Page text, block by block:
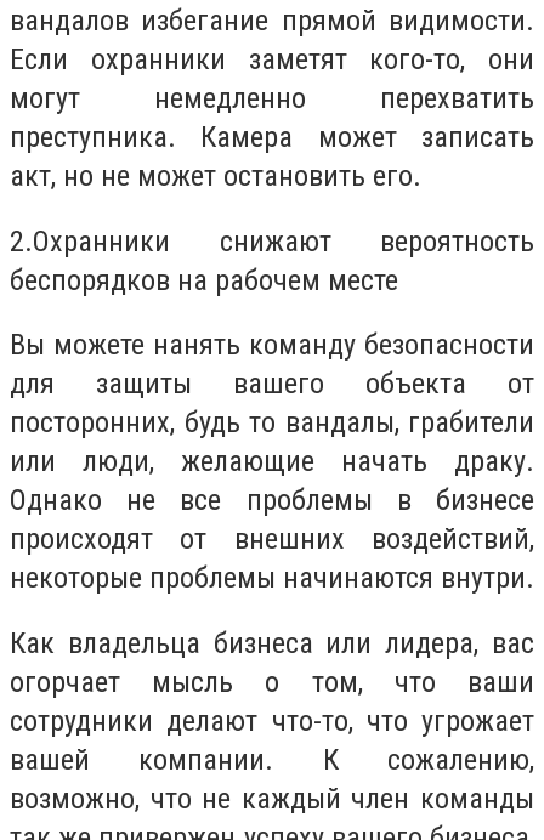
вандалов избегание прямой видимости.
Если охранники заметят кого-то, они
могут немедленно перехватить
преступника. Камера может записать
акт, но не может остановить его.
2.Охранники снижают вероятность
беспорядков на рабочем месте
Вы можете нанять команду безопасности
для защиты вашего объекта от
посторонних, будь то вандалы, грабители
или люди, желающие начать драку.
Однако не все проблемы в бизнесе
происходят от внешних воздействий,
некоторые проблемы начинаются внутри.
Как владельца бизнеса или лидера, вас
огорчает мысль о том, что ваши
сотрудники делают что-то, что угрожает
вашей компании. К сожалению,
возможно, что не каждый член команды